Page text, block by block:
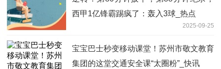
西甲1亿锋霸踢疯了：轰入3球_热点
2025-09-25
宝宝巴士秒变移动课堂！苏州市敬文教育
集团的这堂交通安全课“太圈粉”_快讯